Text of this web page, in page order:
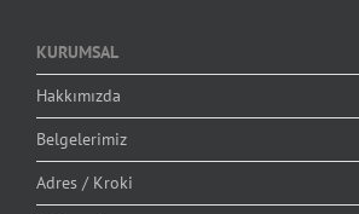
KURUMSAL
Hakkımızda
Belgelerimiz
Adres / Kroki